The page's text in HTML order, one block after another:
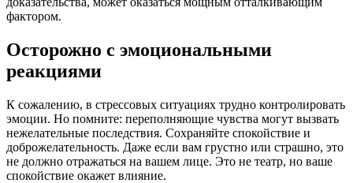
фактором.
Осторожно с эмоциональными
реакциями
К сожалению, в стрессовых ситуациях трудно контролировать
эмоции. Но помните: переполняющие чувства могут вызвать
нежелательные последствия. Сохраняйте спокойствие и
доброжелательность. Даже если вам грустно или страшно, это
не должно отражаться на вашем лице. Это не театр, но ваше
спокойствие окажет влияние.